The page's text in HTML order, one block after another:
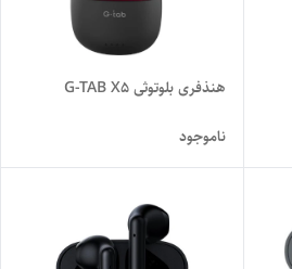
هنذفری بلوتوثی G-TAB X5
ناموجود